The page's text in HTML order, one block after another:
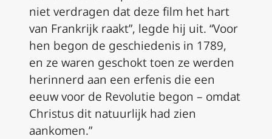
niet verdragen dat deze film het hart
van Frankrijk raakt”, legde hij uit. “Voor
hen begon de geschiedenis in 1789,
en ze waren geschokt toen ze werden
herinnerd aan een erfenis die een
eeuw voor de Revolutie begon – omdat
Christus dit natuurlijk had zien
aankomen.”